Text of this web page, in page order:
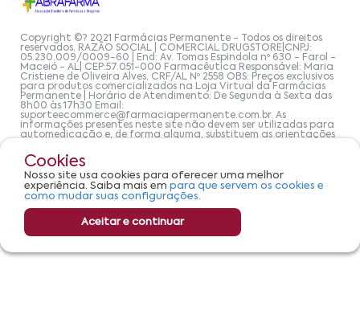
Cookies
Nosso site usa cookies para oferecer uma melhor
experiência. Saiba mais em para que servem os cookies e
como mudar suas configurações.
Aceitar e continuar
Copyright ©? 2021 Farmácias Permanente - Todos os direitos
reservados. RAZÃO SOCIAL | COMERCIAL DRUGSTORE|CNPJ:
05.230.009/0009-60 | End: Av. Tomas Espindola nº 630 - Farol -
Maceió - AL| CEP:57.051-000 Farmacêutica Responsável: Maria
Cristiene de Oliveira Alves, CRF/AL Nº 2558 OBS: Preços exclusivos
para produtos comercializados na Loja Virtual da Farmácias
Permanente | Horário de Atendimento: De Segunda à Sexta das
8h00 às 17h30 Email:
suporteecommerce@farmaciapermanente.com.br. As
informações presentes neste site não devem ser utilizadas para
automedicação e, de forma alguma, substituem as orientações
capacitado para diagnosticar problemas de saúde e prescrever
o tratamento adequado. Se os sintomas persistirem, um médico
deve ser consultado. A Farmácia Permanente trabalha com as
tecnologias mais avançadas de proteção de dados, para que
você possa realizar suas compras com tranquilidade. A
privacidade e a segurança dos clientes são compromissos da
Farmácias Permanente. Todos os pedidos efetuados estão
sujeitos à confirmação da disponibilidade de produto em nosso
estoque.